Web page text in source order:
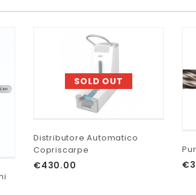
SOLD OUT
Distributore Automatico
Copriscarpe
€430.00 €